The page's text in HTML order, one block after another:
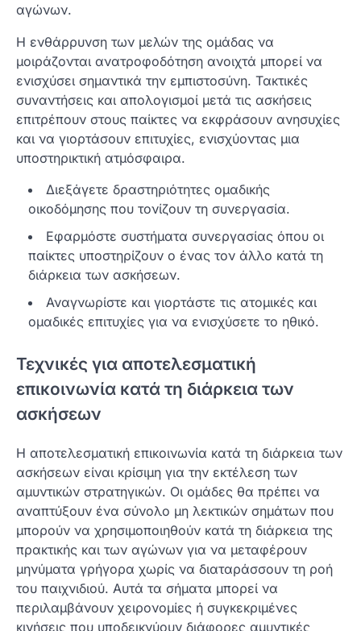
αγώνων.
Η ενθάρρυνση των μελών της ομάδας να
μοιράζονται ανατροφοδότηση ανοιχτά μπορεί να
ενισχύσει σημαντικά την εμπιστοσύνη. Τακτικές
συναντήσεις και απολογισμοί μετά τις ασκήσεις
επιτρέπουν στους παίκτες να εκφράσουν ανησυχίες
και να γιορτάσουν επιτυχίες, ενισχύοντας μια
υποστηρικτική ατμόσφαιρα.
Διεξάγετε δραστηριότητες ομαδικής
οικοδόμησης που τονίζουν τη συνεργασία.
Εφαρμόστε συστήματα συνεργασίας όπου οι
παίκτες υποστηρίζουν ο ένας τον άλλο κατά τη
διάρκεια των ασκήσεων.
Αναγνωρίστε και γιορτάστε τις ατομικές και
ομαδικές επιτυχίες για να ενισχύσετε το ηθικό.
Τεχνικές για αποτελεσματική
επικοινωνία κατά τη διάρκεια των
ασκήσεων
Η αποτελεσματική επικοινωνία κατά τη διάρκεια των
ασκήσεων είναι κρίσιμη για την εκτέλεση των
αμυντικών στρατηγικών. Οι ομάδες θα πρέπει να
αναπτύξουν ένα σύνολο μη λεκτικών σημάτων που
μπορούν να χρησιμοποιηθούν κατά τη διάρκεια της
πρακτικής και των αγώνων για να μεταφέρουν
μηνύματα γρήγορα χωρίς να διαταράσσουν τη ροή
του παιχνιδιού. Αυτά τα σήματα μπορεί να
περιλαμβάνουν χειρονομίες ή συγκεκριμένες
κινήσεις που υποδεικνύουν διάφορες αμυντικές